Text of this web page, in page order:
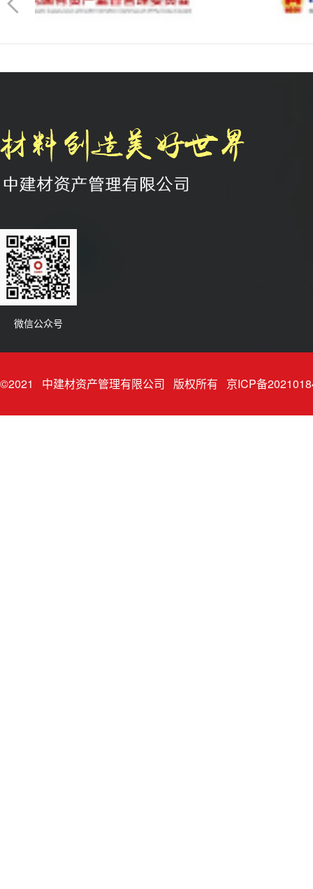
微信公众号
©2021 中建材资产管理有限公司 版权所有 京ICP备